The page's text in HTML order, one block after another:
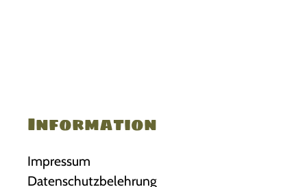
Information
Impressum
Datenschutzbelehrung